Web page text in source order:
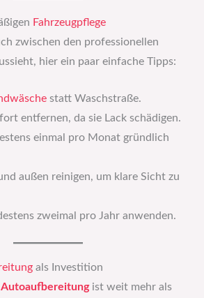
Fahrzeugpflege
zwischen den professionellen
hier ein paar einfache Tipps:
statt Waschstraße.
entfernen, da sie Lack schädigen.
einmal pro Monat gründlich
außen reinigen, um klare Sicht zu
zweimal pro Jahr anwenden.
als Investition
Autoaufbereitungist weit mehr als